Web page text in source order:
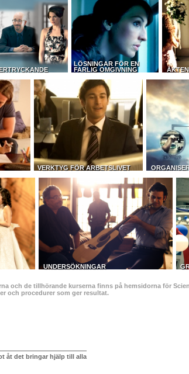
LÖSNINGAR FÖR EN
FARLIG OMGIVNING
VERKTYG FÖR ARBETSLIVET
UNDERSÖKNINGAR
och de tillhörande kurserna finns på hemsidorna för
och procedurer som ger resultat.
åt det bringar hjälp till alla